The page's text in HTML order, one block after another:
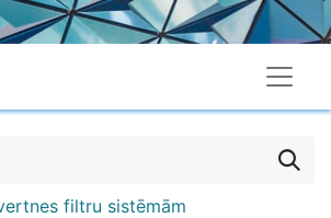
filtru sistēmām